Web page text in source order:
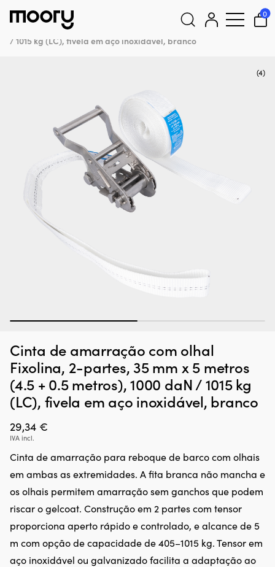
0
barcos–Cintas de amarração
Cinta de amarração com olhal
Fixolina, 2-partes, 35 mm x 5 metros (4.5 + 0.5 metros), 1000 daN
/ 1015 kg (LC), fivela em aço inoxidável, branco
(4)
Cinta de amarração com olhal
Fixolina, 2-partes, 35 mm x 5 metros
(4.5 + 0.5 metros), 1000 daN / 1015 kg
(LC), fivela em aço inoxidável, branco
29,34 €
IVA incl.
Cinta de amarração para reboque de barco com olhais
em ambas as extremidades. A fita branca não mancha e
os olhais permitem amarração sem ganchos que podem
riscar o gelcoat. Construção em 2 partes com tensor
proporciona aperto rápido e controlado, e alcance de 5
m com opção de capacidade de 405–1015 kg. Tensor em
aço inoxidável ou galvanizado facilita a adaptação ao